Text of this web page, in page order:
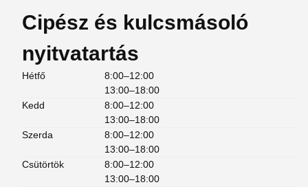
Cipész és kulcsmásoló
nyitvatartás
Hétfő
8:00–12:00
13:00–18:00
Kedd
8:00–12:00
13:00–18:00
Szerda
8:00–12:00
13:00–18:00
Csütörtök
8:00–12:00
13:00–18:00